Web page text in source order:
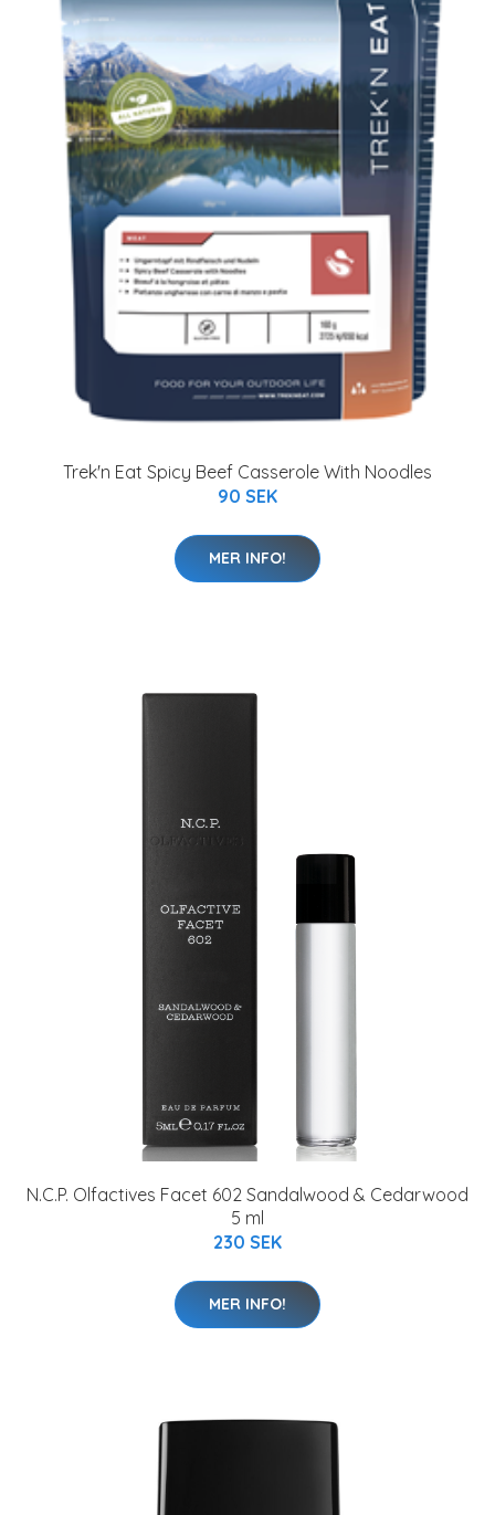
Trek'n Eat Spicy Beef Casserole With Noodles
90 SEK
MER INFO!
N.C.P. Olfactives Facet 602 Sandalwood & Cedarwood
5 ml
230 SEK
MER INFO!